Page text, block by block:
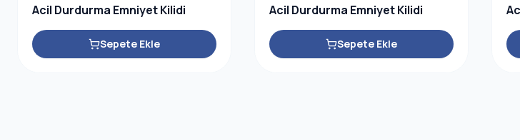
Acil Durdurma Emniyet Kilidi
Sepete Ekle
Acil Durdurma Emniyet Kilidi
Sepete Ekle